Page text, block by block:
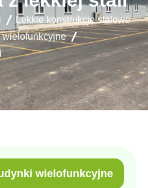
Lekkie konstrukcje stalowe
wielofunkcyjne